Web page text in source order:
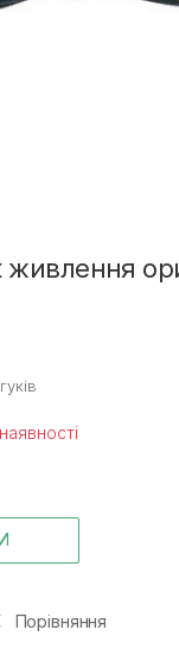
живлення
Порівняння